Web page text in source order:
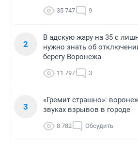
35 747 9
2
В адскую жару на 35 с
нужно знать об
берегу Воронежа
11 797 3
3
«Гремит страшно»:
звуках взрывов в городе
8 782 Обсудить